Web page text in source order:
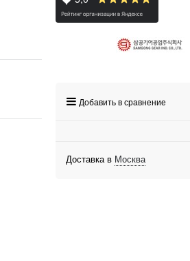
Добавить в сравнение
Доставка в Москва